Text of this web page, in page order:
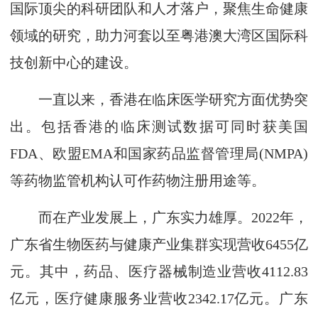
国际顶尖的科研团队和人才落户，聚焦生命健康
领域的研究，助力河套以至粤港澳大湾区国际科
技创新中心的建设。
一直以来，香港在临床医学研究方面优势突
出。包括香港的临床测试数据可同时获美国
FDA、欧盟EMA和国家药品监督管理局(NMPA)
等药物监管机构认可作药物注册用途等。
而在产业发展上，广东实力雄厚。2022年，
广东省生物医药与健康产业集群实现营收6455亿
元。其中，药品、医疗器械制造业营收4112.83
亿元，医疗健康服务业营收2342.17亿元。广东